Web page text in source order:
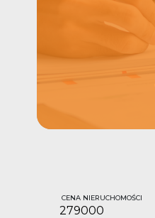
CENA NIERUCHOMOŚCI